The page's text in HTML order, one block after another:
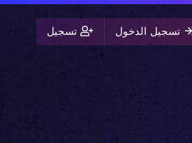
تسجيل الدخول تسجيل